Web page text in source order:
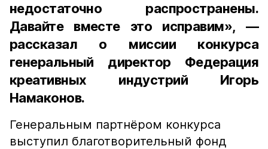
недостаточно распространены.
Давайте вместе это исправим», —
рассказал о миссии конкурса
генеральный директор Федерация
креативных индустрий Игорь
Намаконов.
Генеральным партнёром конкурса
выступил благотворительный фонд